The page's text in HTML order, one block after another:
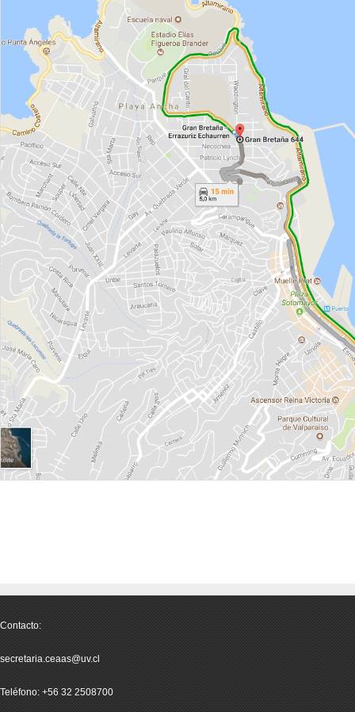
Contacto:
secretaria.ceaas@uv.cl
Teléfono: +56 32 2508700